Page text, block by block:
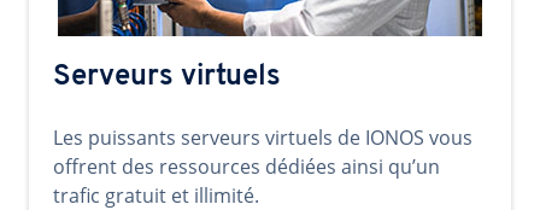
Serveurs virtuels
Les puissants serveurs virtuels de IONOS vous
offrent des ressources dédiées ainsi qu’un
trafic gratuit et illimité.